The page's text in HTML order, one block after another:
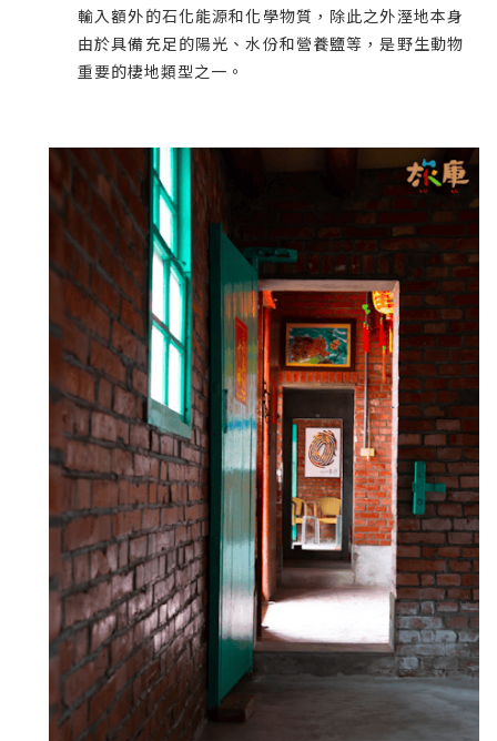
輸入額外的石化能源和化學物質，除此之外溼地本身
由於具備充足的陽光、水份和營養鹽等，是野生動物
重要的棲地類型之一。